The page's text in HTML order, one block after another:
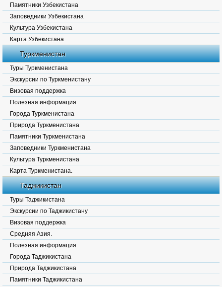
Памятники Узбекистана
Заповедники Узбекистана
Культура Узбекистана
Карта Узбекистана
Туркменистан
Туры Туркменистана
Экскурсии по Туркменистану
Визовая поддержка
Полезная информация.
Города Туркменистана
Природа Туркменистана
Памятники Туркменистана
Заповедники Туркменистана
Культура Туркменистана
Карта Туркменистана.
Таджикистан
Туры Таджикистана
Экскурсии по Таджикистану
Визовая поддержка
Средняя Азия.
Полезная информация
Города Таджикистана
Природа Таджикистана
Памятники Таджикистана